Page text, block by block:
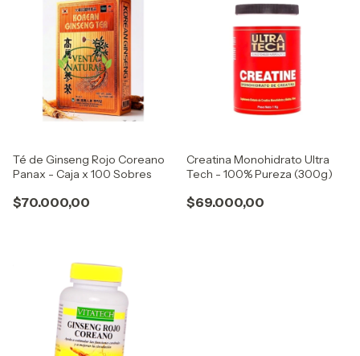
Té de Ginseng Rojo Coreano
Panax - Caja x 100 Sobres
$70.000,00
Creatina Monohidrato Ultra
Tech - 100% Pureza (300g)
$69.000,00